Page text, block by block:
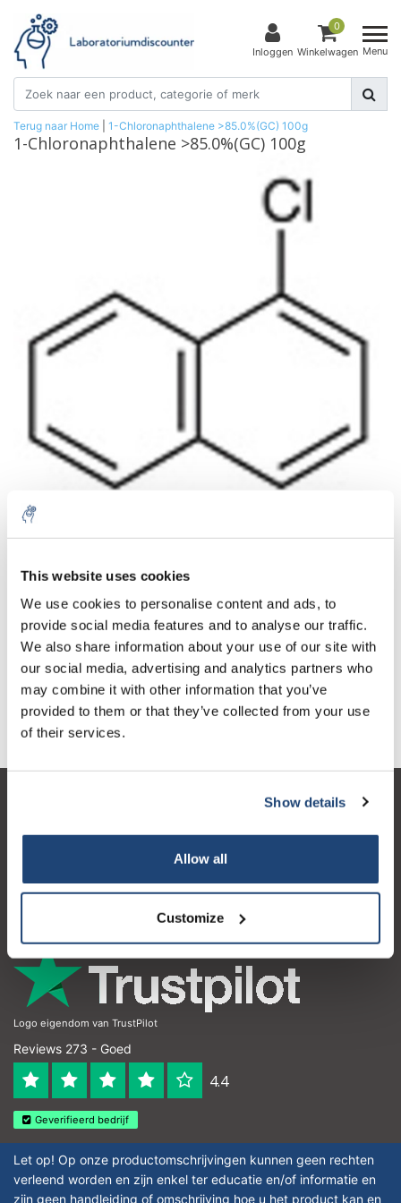
This website uses cookies
We use cookies to personalise content and ads, to
provide social media features and to analyse our traffic.
We also share information about your use of our site with
our social media, advertising and analytics partners who
may combine it with other information that you’ve
provided to them or that they’ve collected from your use
of their services.
Show details
Allow all
Customize
Inloggen
0
Winkelwagen Menu
Terug naar Home 1-Chloronaphthalene >85.0%(GC) 100g
1-Chloronaphthalene >85.0%(GC) 100g
1 Stuk Excl. btw
€58,43
Incl. btw
Toevoegen aan winkelwagen
Informatie
Contactgegevens
Logo eigendom van TrustPilot
Reviews 273 - Goed
4.4
Geverifieerd bedrijf
Let op! Op onze productomschrijvingen kunnen geen rechten
verleend worden en zijn enkel ter educatie en/of informatie en
zijn geen handleiding of omschrijving hoe u het product kan en